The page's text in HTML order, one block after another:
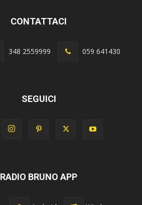
CONTATTACI
348 2559999 059 641430
SEGUICI
RADIO BRUNO APP